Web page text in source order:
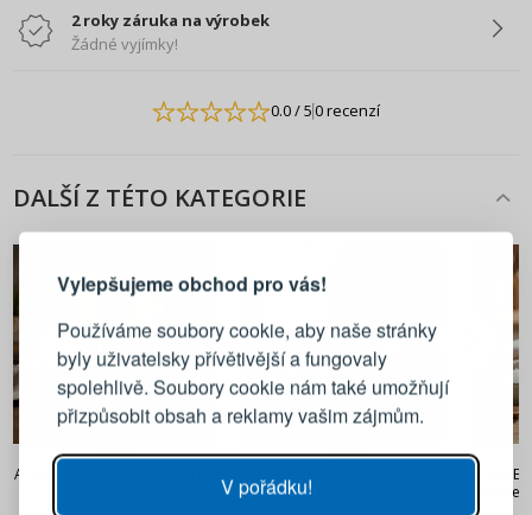
Vylepšujeme obchod pro vás!
Používáme soubory cookie, aby naše stránky
byly uživatelsky přívětivější a fungovaly
spolehlivě. Soubory cookie nám také umožňují
přizpůsobit obsah a reklamy vašim zájmům.
V pořádku!
2 roky záruka na výrobek
Žádné vyjímky!
0.0/ 50 recenzí
DALŠÍ Z TÉTO KATEGORIE
1 644 Kč
ADHOC Emill 22,5 cm stříbrný
dřevěný elektrický
1 644 Kč
mlýnek na pepř i sůl dřevěný
Přihlaste se ke svému účtu
Emailová adresa